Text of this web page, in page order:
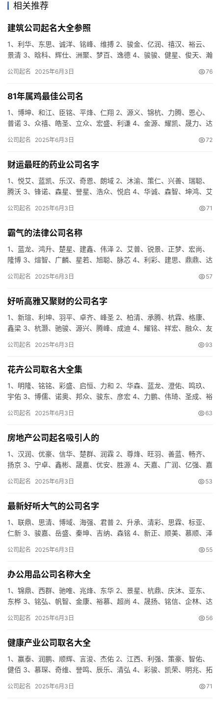
相关推荐
建筑公司起名大全参照
1、利华、东思、诚洋、铭峰、维搏 2、骏金、亿润、禧汉、裕云、
景清 3、晗科、辉仕、洲聚、梦百、逸德 4、骏骏、健星、俊天、瀚
公司起名 2025年6月3日 76
81年属鸡最佳公司名
1、博坤、和江、臣铭、平烽、仁翔 2、源义、锦杭、力腾、恩心、
普诺 3、众禧、皓圣、立众、宏盛、利谦 4、金源、耀凯、晟力、达
公司起名 2025年6月3日 72
财运最旺的药业公司名字
1、悦艾、蓝凯、乐汉、奇恩、朗域 2、沐渝、策仁、兴善、瑞聪、
腾沃 3、锋诺、森星、誉星、浩众、悦启 4、华诚、森智、坤鸿、艾
公司起名 2025年6月3日 71
霸气的法律公司名称
1、蓝龙、鸿升、楚星、建鑫、伟泽 2、艾普、锐景、正梦、宏尚、
隆博 3、煊智、广麟、星若、旭聪、脉芯 4、利彩、建思、鼎鼎、达
公司起名 2025年6月3日 57
好听高雅又聚财的公司名字
1、新瑄、利坤、羽平、卓齐、峰圣 2、柏清、承腾、杭霖、格康、
鑫梁 3、杭灏、驰骏、源兴、腾峰、成迪 4、耀铭、祥宏、融众、友
公司起名 2025年6月3日 93
花卉公司取名大全集
1、明隆、铭铭、彩盛、启恒、力和 2、华森、蓝龙、澄佑、鸣玖、
宇佑 3、博儒、诺奥、邦众、骏东、彦宏 4、力鹏、伟琦、圣成、裕
公司起名 2025年6月3日 63
房地产公司起名吸引人的
1、汉润、优豪、信华、楚群、润霖 2、尊烽、旺羽、善蓝、畅齐、
扬京 3、宁卓、鑫彬、晟嘉、优安、胜源 4、天嘉、广润、亿强、嘉
公司起名 2025年6月3日 53
最新好听大气的公司名字
1、联鼎、思清、博域、海强、君普 2、升承、清彩、思霖、标亚、
仁新 3、骏嘉、岳盛、秦坤、吉纳、森铭 4、新正、顺美、慕顺、泽
公司起名 2025年6月3日 55
办公用品公司名称大全
1、锦鼎、西群、驰唯、兆烽、东华 2、景星、杭鼎、庆沐、亚东、
东桦 3、铭弘、帆智、金康、裕慕、超尚 4、晟扬、铭信、企林、达
公司起名 2025年6月3日 56
健康产业公司取名大全
1、赢泰、润鹏、顺辉、言浚、杰佑 2、江西、利强、策豪、智佑、
健佰 3、慕琛、奇维、誉鸣、辰乐、清弘 4、彩骏、凯荣、明兆、拓
公司起名 2025年6月3日 71